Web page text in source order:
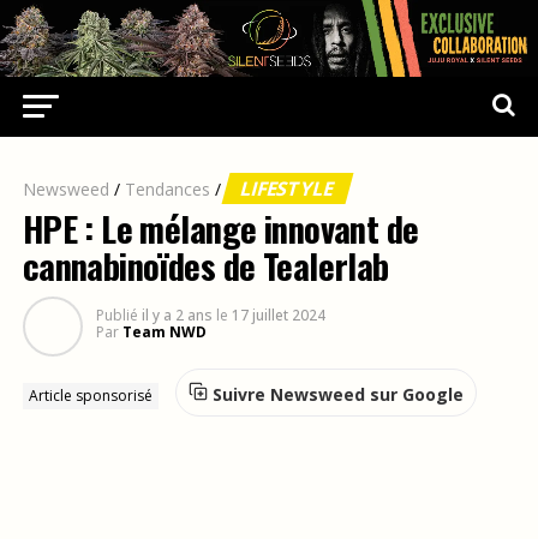
Newsweed / Tendances / LIFESTYLE
HPE : Le mélange innovant de
cannabinoïdes de Tealerlab
Publié il y a 2 ans le 17 juillet 2024
Par Team NWD
Article sponsorisé Suivre Newsweed sur Google